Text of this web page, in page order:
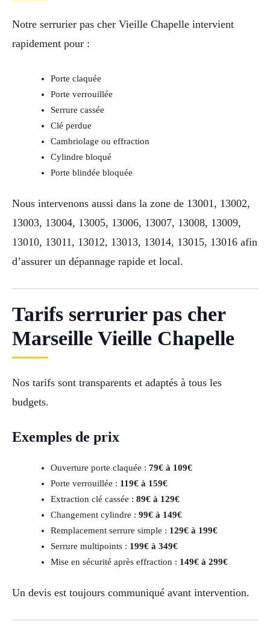
Notre serrurier pas cher Vieille Chapelle intervient
rapidement pour :
Porte claquée
Porte verrouillée
Serrure cassée
Clé perdue
Cambriolage ou effraction
Cylindre bloqué
Porte blindée bloquée
Nous intervenons aussi dans la zone de 13001, 13002,
13003, 13004, 13005, 13006, 13007, 13008, 13009,
13010, 13011, 13012, 13013, 13014, 13015, 13016 afin
d’assurer un dépannage rapide et local.
Tarifs serrurier pas cher
Marseille Vieille Chapelle
Nos tarifs sont transparents et adaptés à tous les
budgets.
Exemples de prix
Ouverture porte claquée : 79€ à 109€
Porte verrouillée : 119€ à 159€
Extraction clé cassée : 89€ à 129€
Changement cylindre : 99€ à 149€
Remplacement serrure simple : 129€ à 199€
Serrure multipoints : 199€ à 349€
Mise en sécurité après effraction : 149€ à 299€
Un devis est toujours communiqué avant intervention.